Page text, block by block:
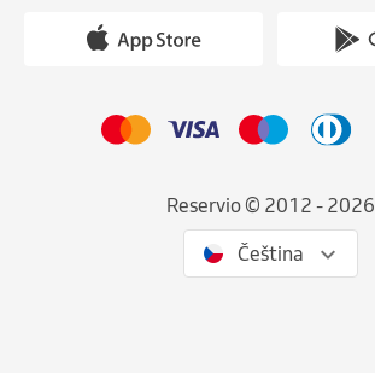
Reservio © 2012 - 2026
Čeština